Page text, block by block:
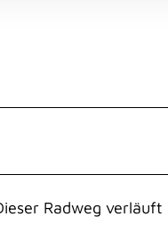
Radweg verläuft